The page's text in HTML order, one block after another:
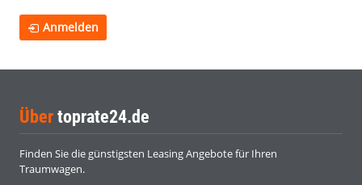
Anmelden
Über toprate24.de
Finden Sie die günstigsten Leasing Angebote für Ihren
Traumwagen.